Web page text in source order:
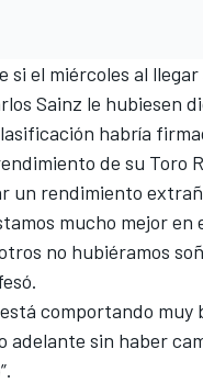
si el miércoles al
Sainz le hubiesen
habría
de su Toro
un rendimiento
mucho mejor
no hubiéramos
comportando muy
adelante sin haber